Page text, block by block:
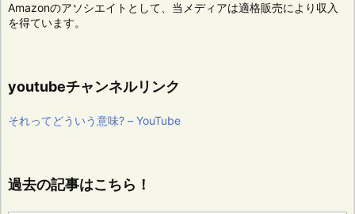
Amazonのアソシエイトとして、当メディアは適格販売により収入
を得ています。
youtubeチャンネルリンク
それってどういう意味? – YouTube
過去の記事はこちら！